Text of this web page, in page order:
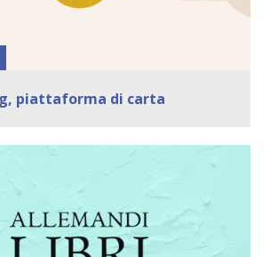
piattaforma di carta